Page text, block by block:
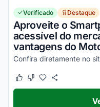
Verificado Destaque
Aproveite o
acessível do
vantagens do
Este cupom funcionou
Este cupom não